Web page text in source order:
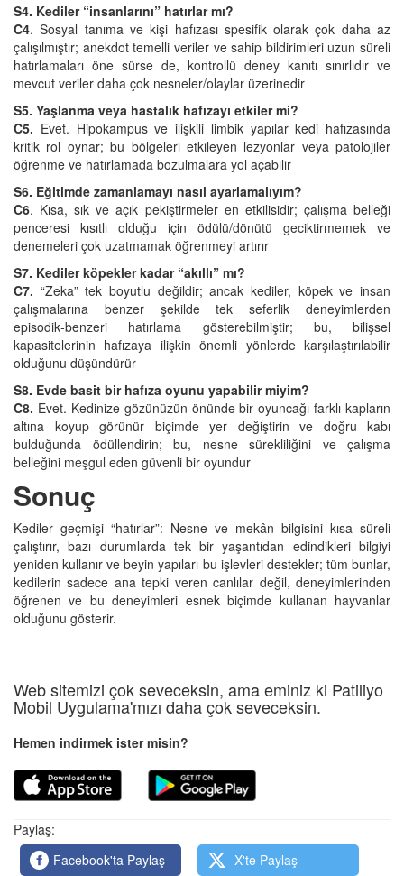
S4. Kediler “insanlarını” hatırlar mı?
C4. Sosyal tanıma ve kişi hafızası spesifik olarak çok daha az
çalışılmıştır; anekdot temelli veriler ve sahip bildirimleri uzun süreli
hatırlamaları öne sürse de, kontrollü deney kanıtı sınırlıdır ve
mevcut veriler daha çok nesneler/olaylar üzerinedir
S5. Yaşlanma veya hastalık hafızayı etkiler mi?
C5. Evet. Hipokampus ve ilişkili limbik yapılar kedi hafızasında
kritik rol oynar; bu bölgeleri etkileyen lezyonlar veya patolojiler
öğrenme ve hatırlamada bozulmalara yol açabilir
S6. Eğitimde zamanlamayı nasıl ayarlamalıyım?
C6. Kısa, sık ve açık pekiştirmeler en etkilisidir; çalışma belleği
penceresi kısıtlı olduğu için ödülü/dönütü geciktirmemek ve
denemeleri çok uzatmamak öğrenmeyi artırır
S7. Kediler köpekler kadar “akıllı” mı?
C7. “Zeka” tek boyutlu değildir; ancak kediler, köpek ve insan
çalışmalarına benzer şekilde tek seferlik deneyimlerden
episodik‑benzeri hatırlama gösterebilmiştir; bu, bilişsel
kapasitelerinin hafızaya ilişkin önemli yönlerde karşılaştırılabilir
olduğunu düşündürür
S8. Evde basit bir hafıza oyunu yapabilir miyim?
C8. Evet. Kedinize gözünüzün önünde bir oyuncağı farklı kapların
altına koyup görünür biçimde yer değiştirin ve doğru kabı
bulduğunda ödüllendirin; bu, nesne sürekliliğini ve çalışma
belleğini meşgul eden güvenli bir oyundur
Sonuç
Kediler geçmişi “hatırlar”: Nesne ve mekân bilgisini kısa süreli
çalıştırır, bazı durumlarda tek bir yaşantıdan edindikleri bilgiyi
yeniden kullanır ve beyin yapıları bu işlevleri destekler; tüm bunlar,
kedilerin sadece ana tepki veren canlılar değil, deneyimlerinden
öğrenen ve bu deneyimleri esnek biçimde kullanan hayvanlar
olduğunu gösterir.
Web sitemizi çok seveceksin, ama eminiz ki Patiliyo
Mobil Uygulama'mızı daha çok seveceksin.
Hemen indirmek ister misin?
Paylaş:
Facebook'ta Paylaş
X'te Paylaş